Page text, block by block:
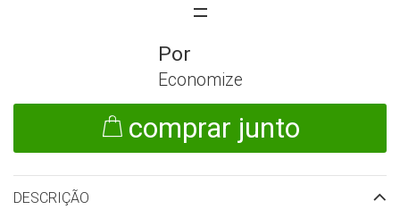
Economize
comprar junto
DESCRIÇÃO